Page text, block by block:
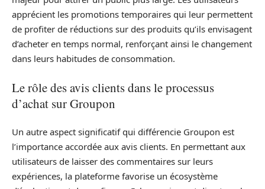
apprécient les promotions temporaires qui leur permettent
de profiter de réductions sur des produits qu’ils envisagent
d’acheter en temps normal, renforçant ainsi le changement
dans leurs habitudes de consommation.
Le rôle des avis clients dans le processus
d’achat sur Groupon
Un autre aspect significatif qui différencie Groupon est
l’importance accordée aux avis clients. En permettant aux
utilisateurs de laisser des commentaires sur leurs
expériences, la plateforme favorise un écosystème